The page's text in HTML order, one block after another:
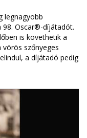
legnagyobb
98. Oscar®-díjátadót.
is követhetik a
szőnyeges
a díjátadó pedig